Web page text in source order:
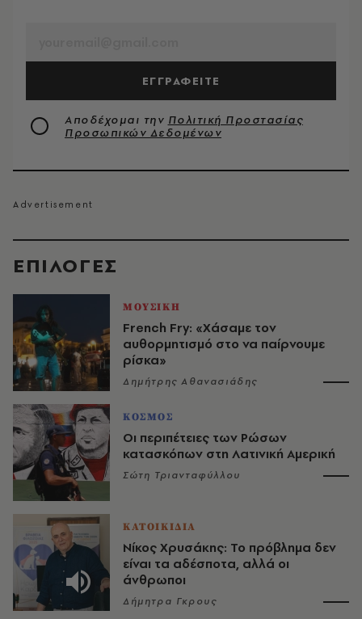
EΠΙΛΟΓΈΣ
ΜΟΥΣΙΚΗ
French Fry: «Χάσαμε τον
αυθορμητισμό στο να παίρνουμε
ρίσκα»
Δημήτρης Αθανασιάδης
ΚΟΣΜΟΣ
Οι περιπέτειες των Ρώσων
κατασκόπων στη Λατινική Αμερική
Σώτη Τριανταφύλλου
ΚΑΤΟΙΚΙΔΙΑ
Νίκος Χρυσάκης: Το πρόβλημα δεν
είναι τα αδέσποτα, αλλά οι
άνθρωποι
Δήμητρα Γκρους
ΕΓΓΡΑΦΕΙΤΕ
Αποδέχομαι την Πολιτική Προστασίας
Προσωπικών Δεδομένων